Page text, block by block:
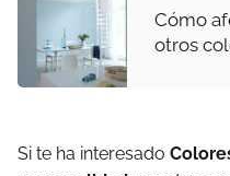
Cómo
otros
Si te ha interesado